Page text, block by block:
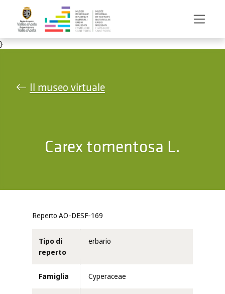
Salta al contenuto principale
}
Il museo virtuale
Carex tomentosa L.
Reperto AO-DESF-169
Tipo di
reperto
erbario
Famiglia Cyperaceae